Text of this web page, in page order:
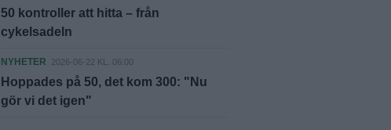
50 kontroller att hitta – från
cykelsadeln
NYHETER 2026-06-22 KL. 06:00
Hoppades på 50, det kom 300: "Nu
gör vi det igen"